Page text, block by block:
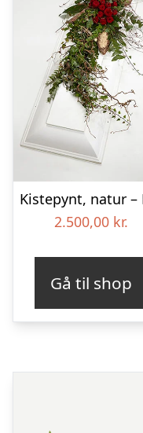
2.500,00 kr.
Gå til shop